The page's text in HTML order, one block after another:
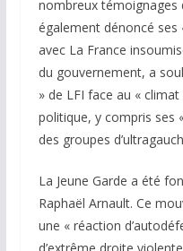
nombreux témoignages
également dénoncé
avec La France
du gouvernement, a
» de LFI face au «
politique, y compris ses
des groupes
La Jeune Garde a été
Raphaël Arnault. Ce
une « réaction